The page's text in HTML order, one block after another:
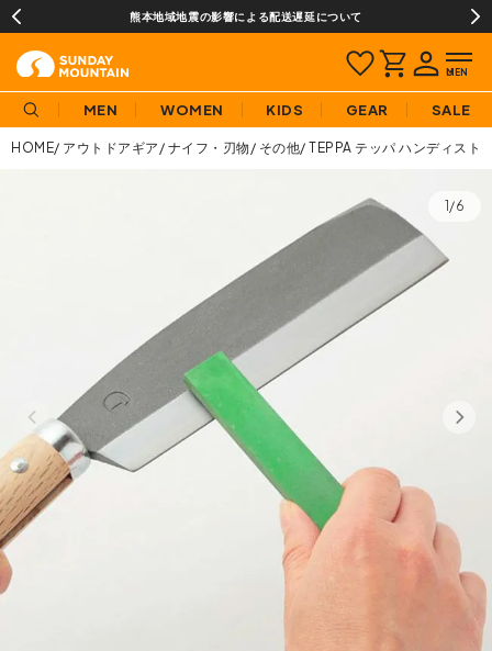
熊本地域地震の影響による配送遅延について
MEN WOMEN KIDS GEAR SALE
HOME アウトドアギア ナイフ・刃物 その他 TEPPA テッパ ハンディスト
1/6